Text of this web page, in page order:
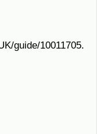
guide/10011705.